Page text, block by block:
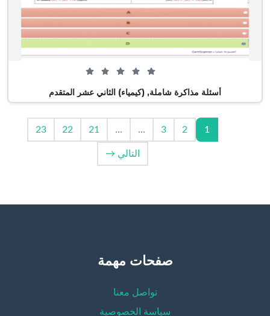
0 من 5 (0 تصويت)
أسئلة مذاكرة شاملة, (كيمياء) الثاني عشر المتقدم
1
2
3
…
…
21
22
23
التالي →
صفحات مهمة
تواصل معنا
سياسة الخصوصية